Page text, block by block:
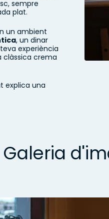
sempre
plat.
un ambient
, un dinar
experiència
clàssica crema
explica una
Galeria